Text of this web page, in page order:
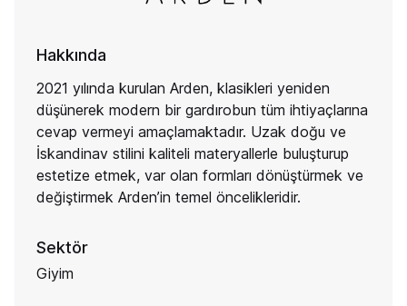
Hakkında
2021 yılında kurulan Arden, klasikleri yeniden
düşünerek modern bir gardırobun tüm ihtiyaçlarına
cevap vermeyi amaçlamaktadır. Uzak doğu ve
İskandinav stilini kaliteli materyallerle buluşturup
estetize etmek, var olan formları dönüştürmek ve
değiştirmek Arden’in temel öncelikleridir.
Sektör
Giyim